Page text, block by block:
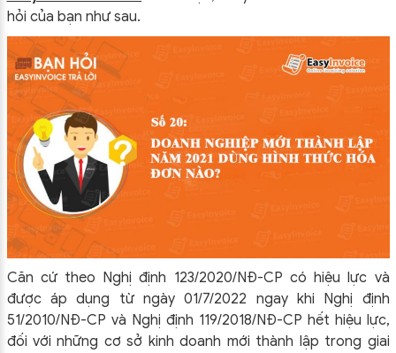
hỏi của bạn như sau.
Căn cứ theo Nghị định 123/2020/NĐ-CP có hiệu lực và
được áp dụng từ ngày 01/7/2022 ngay khi Nghị định
51/2010/NĐ-CP và Nghị định 119/2018/NĐ-CP hết hiệu lực,
đối với những cơ sở kinh doanh mới thành lập trong giai